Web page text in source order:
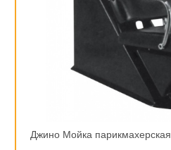
Джино Мойка парикмахерская